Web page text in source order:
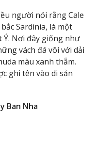
người nói rằng Cale
Sardinia, là một
Nơi đây giống như
vách đá vôi với dải
màu xanh thẫm.
ghi tên vào di sản
Ban Nha